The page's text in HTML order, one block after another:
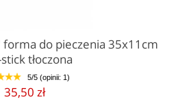
forma do pieczenia 35x11cm
tłoczona
3 4 5 5/5 (opinii: 1)
35,50 zł